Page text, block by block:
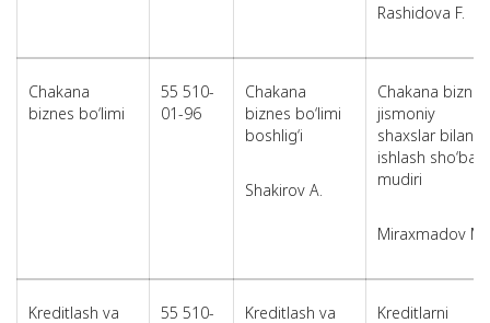
Rashidova F.
Chakana
biznes bo‘limi
55 510-
01-96
Chakana
biznes bo‘limi
boshlig‘i
Shakirov A.
Chakana biznes
jismoniy
shaxslar bilan
ishlash sho‘basi
mudiri
Miraxmadov M.
Kreditlash va
55 510-
Kreditlash va
Kreditlarni